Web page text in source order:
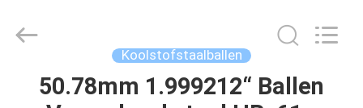
HUIS
engineering
import
Koolstofstaalballen
50.78mm 1.999212“ Ballen